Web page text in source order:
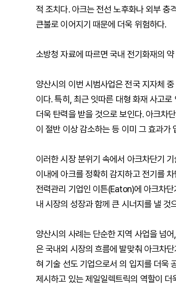
적 조치다. 아크는 전선 노후화나 외부 충
큰불로 이어지기 때문에 더욱 위험하다.
소방청 자료에 따르면 국내 전기화재의
양산시의 이번 시범사업은 전국 지자체
이다. 특히, 최근 잇따른 대형 화재 사고
더욱 탄력을 받을 것으로 보인다. 아크차
이 절반 이상 감소하는 등 이미 그 효과가
이러한 시장 분위기 속에서 아크차단기
이내에 아크를 정확히 감지하고 전기를
전력관리 기업인 이튼(Eaton)에 아크차
내 시장의 성장과 함께 큰 시너지를 낼 것
양산시의 사례는 단순한 지역 사업을 넘
은 국내외 시장의 흐름에 발맞춰 아크차
혀 기술 선도 기업으로서 의 입지를 더욱
제시하고 있는 제일일렉트릭의 역할이 더